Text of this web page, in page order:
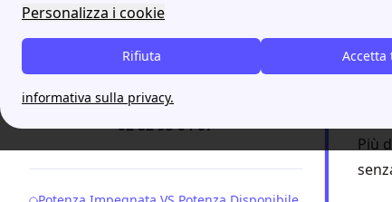
Personalizza i cookie
Accetta
Rifiuta
informativa sulla privacy.
02 82 95 64 07
Hai
Più